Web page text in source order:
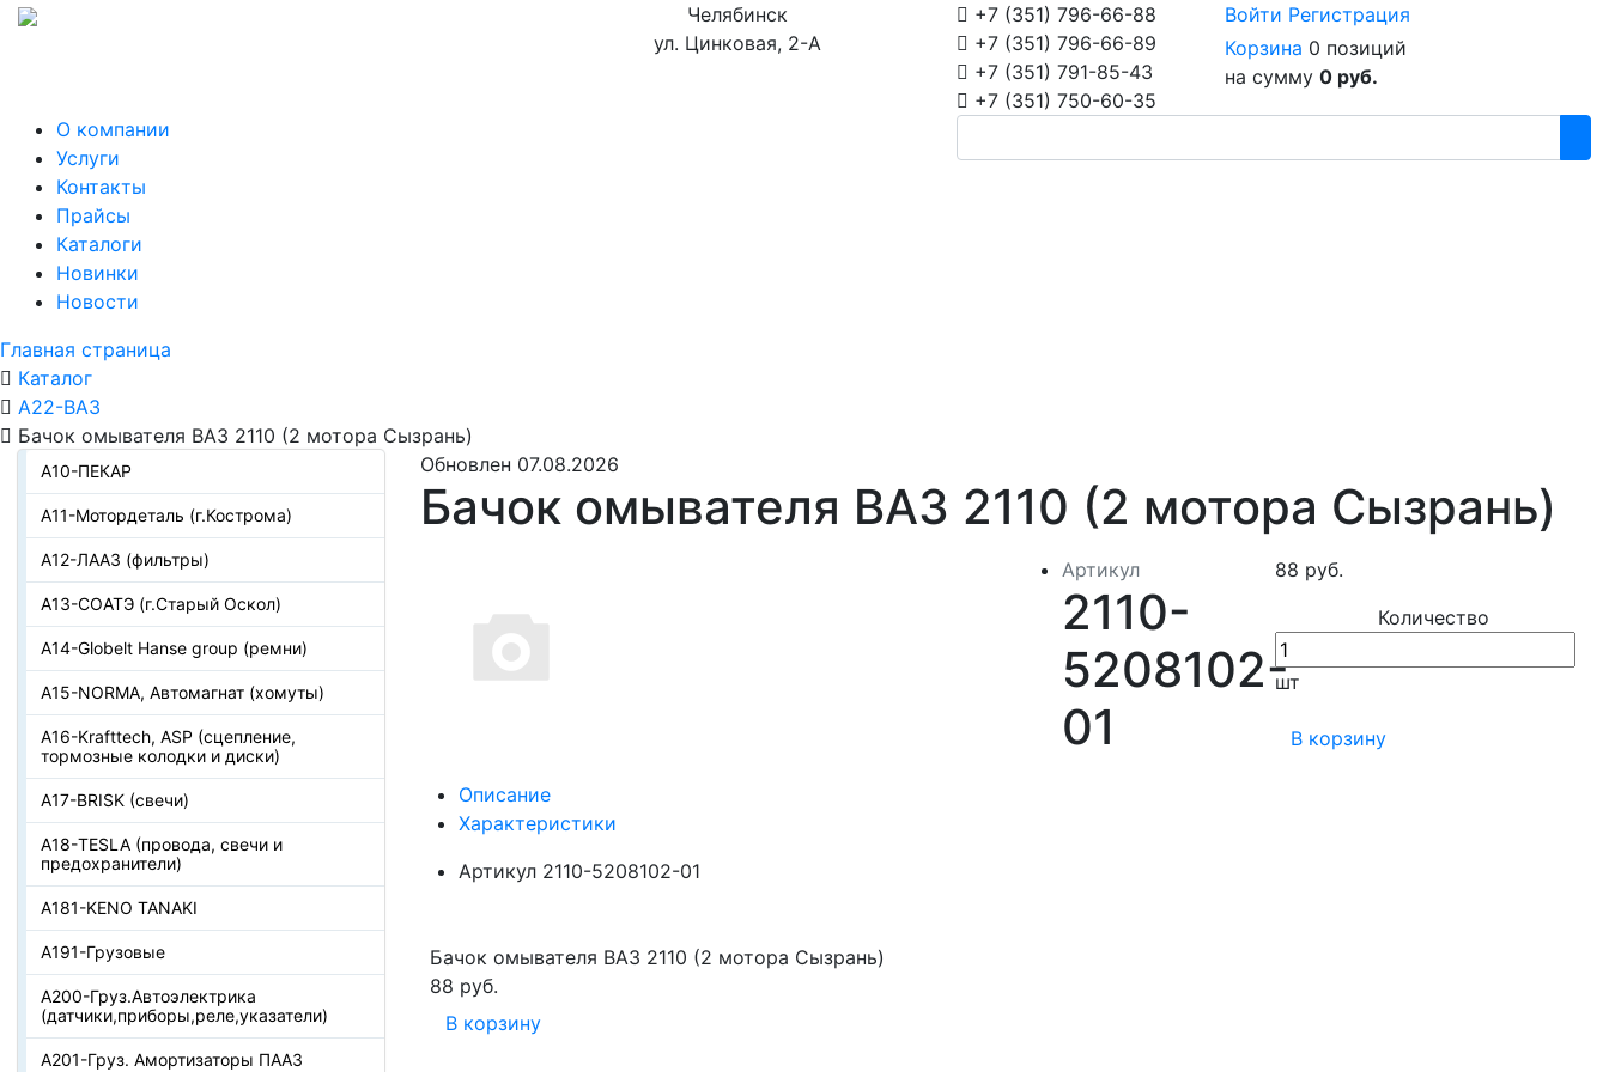
Челябинск
ул. Цинковая, 2-А
+7 (351) 796-66-88
+7 (351) 796-66-89
+7 (351) 791-85-43
+7 (351) 750-60-35
Войти Регистрация
Корзина 0 позиций
на сумму 0 руб.
О компании
Услуги
Контакты
Прайсы
Каталоги
Новинки
Новости
Главная страница
Каталог
А22-ВАЗ
Бачок омывателя ВАЗ 2110 (2 мотора Сызрань)
А10-ПЕКАР
А11-Мотордеталь (г.Кострома)
А12-ЛААЗ (фильтры)
А13-СОАТЭ (г.Старый Оскол)
А14-Globelt Hanse group (ремни)
А15-NORMA, Автомагнат (хомуты)
А16-Krafttech, ASP (сцепление,
тормозные колодки и диски)
А17-BRISK (свечи)
А18-TESLA (провода, свечи и
предохранители)
А181-KENO TANAKI
А191-Грузовые
А200-Груз.Автоэлектрика
(датчики,приборы,реле,указатели)
А201-Груз. Амортизаторы ПААЗ
Обновлен 07.08.2026
Бачок омывателя ВАЗ 2110 (2 мотора Сызрань)
Артикул
2110-
5208102-
01
88 руб.
Количество
шт
В корзину
Описание
Характеристики
Артикул 2110-5208102-01
Бачок омывателя ВАЗ 2110 (2 мотора Сызрань)
88 руб.
В корзину